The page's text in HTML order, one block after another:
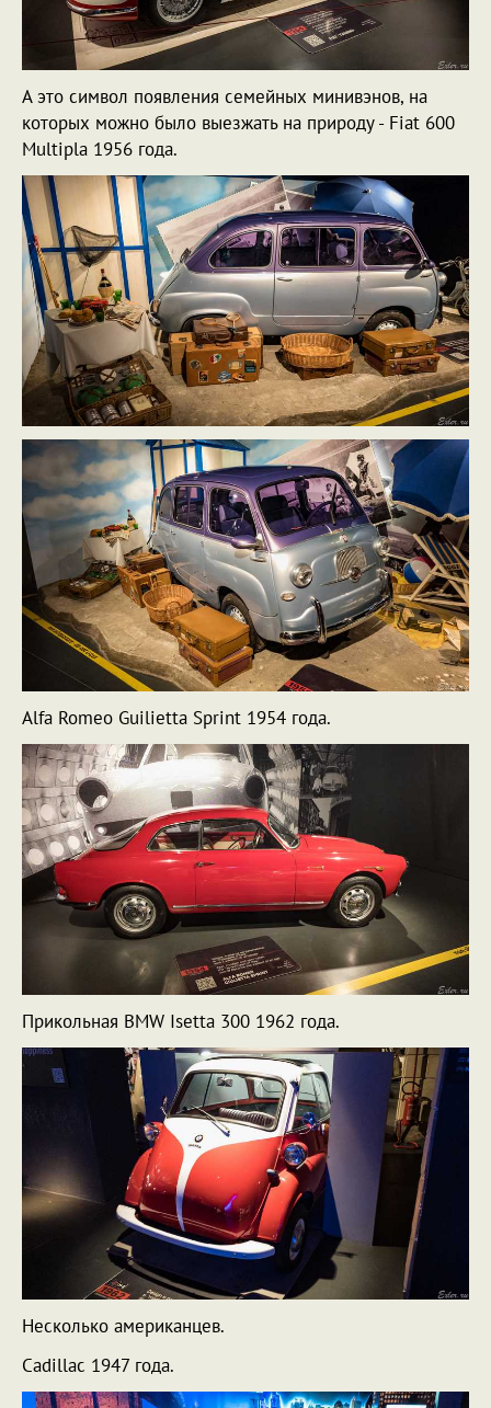
А это символ появления семейных минивэнов, на
которых можно было выезжать на природу - Fiat 600
Multipla 1956 года.
Alfa Romeo Guilietta Sprint 1954 года.
Прикольная BMW Isetta 300 1962 года.
Несколько американцев.
Cadillac 1947 года.